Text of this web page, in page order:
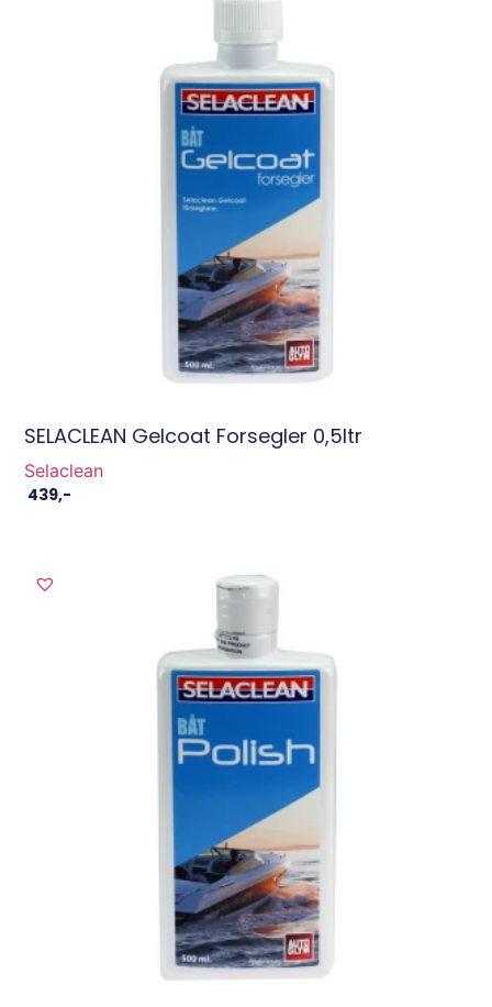
SELACLEAN Gelcoat Forsegler 0,5ltr
Selaclean
439,-